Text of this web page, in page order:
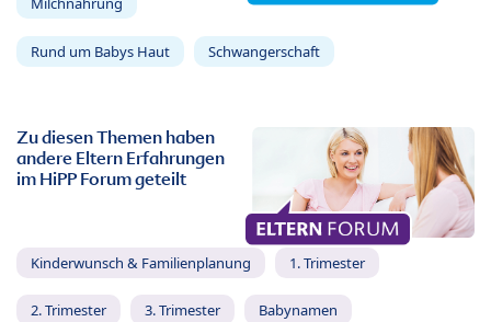
Rund um Babys Haut Schwangerschaft
Zu diesen Themen haben
andere Eltern Erfahrungen
im HiPP Forum geteilt
Kinderwunsch & Familienplanung 1. Trimester
2. Trimester 3. Trimester Babynamen